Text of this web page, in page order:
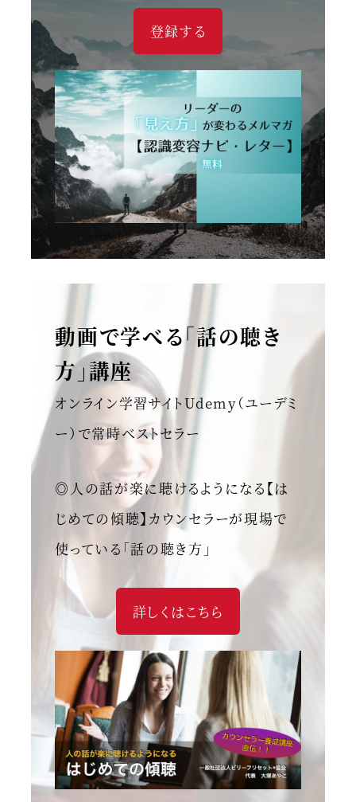
登録する
動画で学べる「話の聴き
方」講座
オンライン学習サイトUdemy（ユーデミ
ー）で常時ベストセラー
◎人の話が楽に聴けるようになる【は
じめての傾聴】カウンセラーが現場で
使っている「話の聴き方」
詳しくはこちら